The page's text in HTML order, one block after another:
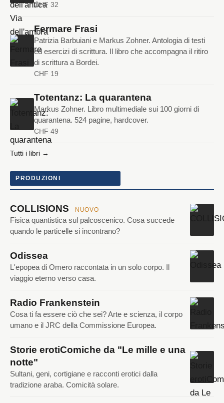
CHF 32
Fermare Frasi
Patrizia Barbuiani e Markus Zohner. Antologia di testi
ed esercizi di scrittura. Il libro che accompagna il ritiro
di scrittura a Bordei.
CHF 19
Totentanz: La quarantena
Markus Zohner. Libro multimediale sui 100 giorni di
quarantena. 524 pagine, hardcover.
CHF 49
Tutti i libri →
PRODUZIONI
COLLISIONS NUOVO
Fisica quantistica sul palcoscenico. Cosa succede
quando le particelle si incontrano?
Odissea
L'epopea di Omero raccontata in un solo corpo. Il
viaggio eterno verso casa.
Radio Frankenstein
Cosa ti fa essere ciò che sei? Arte e scienza, il corpo
umano e il JRC della Commissione Europea.
Storie erotiComiche da "Le mille e una
notte"
Sultani, geni, cortigiane e racconti erotici dalla
tradizione araba. Comicità solare.